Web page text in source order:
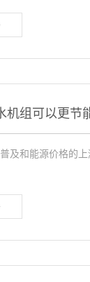
机组可以更节
及和能源价格的